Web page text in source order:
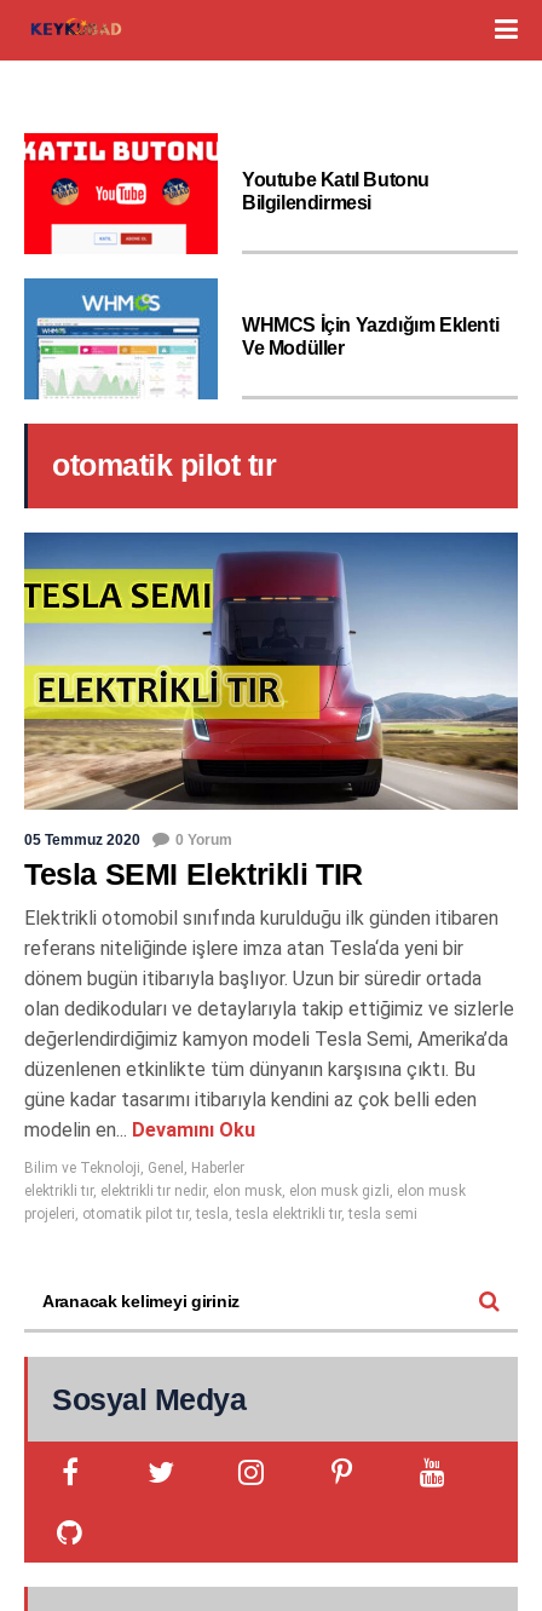
Youtube Katıl Butonu
Bilgilendirmesi
WHMCS İçin Yazdığım Eklenti
Ve Modüller
otomatik pilot tır
05 Temmuz 2020 0 Yorum
Tesla SEMI Elektrikli TIR
Elektrikli otomobil sınıfında kurulduğu ilk günden itibaren
referans niteliğinde işlere imza atan Tesla‘da yeni bir
dönem bugün itibarıyla başlıyor. Uzun bir süredir ortada
olan dedikoduları ve detaylarıyla takip ettiğimiz ve sizlerle
değerlendirdiğimiz kamyon modeli Tesla Semi, Amerika’da
düzenlenen etkinlikte tüm dünyanın karşısına çıktı. Bu
güne kadar tasarımı itibarıyla kendini az çok belli eden
modelin en... Devamını Oku
Bilim ve Teknoloji, Genel , Haberler
elektrikli tır, elektrikli tır nedir, elon musk, elon musk gizli, elon musk
projeleri, otomatik pilot tır,tesla,tesla elektrikli tır,tesla semi
Sosyal Medya